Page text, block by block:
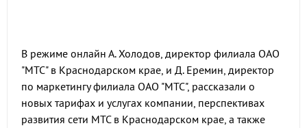
В режиме онлайн А. Холодов, директор филиала ОАО
"МТС" в Краснодарском крае, и Д. Еремин, директор
по маркетингу филиала ОАО "МТС", рассказали о
новых тарифах и услугах компании, перспективах
развития сети МТС в Краснодарском крае, а также